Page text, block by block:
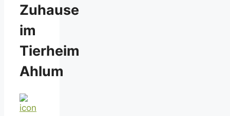
Zuhause
im
Tierheim
Ahlum